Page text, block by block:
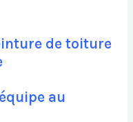
de toiture
au